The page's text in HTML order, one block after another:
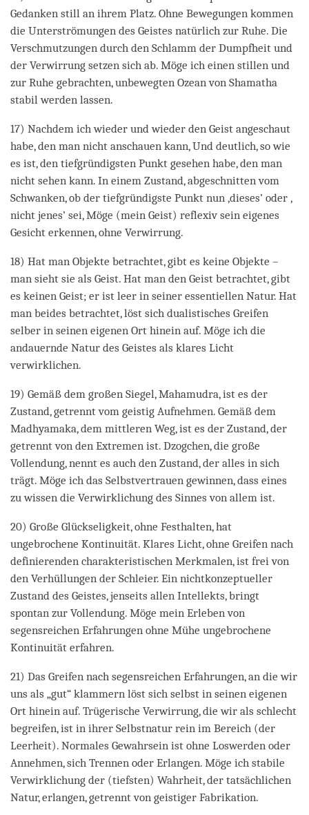
Gedanken still an ihrem Platz. Ohne Bewegungen kommen
die Unterströmungen des Geistes natürlich zur Ruhe. Die
Verschmutzungen durch den Schlamm der Dumpfheit und
der Verwirrung setzen sich ab. Möge ich einen stillen und
zur Ruhe gebrachten, unbewegten Ozean von Shamatha
stabil werden lassen.
17) Nachdem ich wieder und wieder den Geist angeschaut
habe, den man nicht anschauen kann, Und deutlich, so wie
es ist, den tiefgründigsten Punkt gesehen habe, den man
nicht sehen kann. In einem Zustand, abgeschnitten vom
Schwanken, ob der tiefgründigste Punkt nun ‚dieses’ oder ‚
nicht jenes’ sei, Möge (mein Geist) reflexiv sein eigenes
Gesicht erkennen, ohne Verwirrung.
18) Hat man Objekte betrachtet, gibt es keine Objekte –
man sieht sie als Geist. Hat man den Geist betrachtet, gibt
es keinen Geist; er ist leer in seiner essentiellen Natur. Hat
man beides betrachtet, löst sich dualistisches Greifen
selber in seinen eigenen Ort hinein auf. Möge ich die
andauernde Natur des Geistes als klares Licht
verwirklichen.
19) Gemäß dem großen Siegel, Mahamudra, ist es der
Zustand, getrennt vom geistig Aufnehmen. Gemäß dem
Madhyamaka, dem mittleren Weg, ist es der Zustand, der
getrennt von den Extremen ist. Dzogchen, die große
Vollendung, nennt es auch den Zustand, der alles in sich
trägt. Möge ich das Selbstvertrauen gewinnen, dass eines
zu wissen die Verwirklichung des Sinnes von allem ist.
20) Große Glückseligkeit, ohne Festhalten, hat
ungebrochene Kontinuität. Klares Licht, ohne Greifen nach
definierenden charakteristischen Merkmalen, ist frei von
den Verhüllungen der Schleier. Ein nichtkonzeptueller
Zustand des Geistes, jenseits allen Intellekts, bringt
spontan zur Vollendung. Möge mein Erleben von
segensreichen Erfahrungen ohne Mühe ungebrochene
Kontinuität erfahren.
21) Das Greifen nach segensreichen Erfahrungen, an die wir
uns als „gut“ klammern löst sich selbst in seinen eigenen
Ort hinein auf. Trügerische Verwirrung, die wir als schlecht
begreifen, ist in ihrer Selbstnatur rein im Bereich (der
Leerheit). Normales Gewahrsein ist ohne Loswerden oder
Annehmen, sich Trennen oder Erlangen. Möge ich stabile
Verwirklichung der (tiefsten) Wahrheit, der tatsächlichen
Natur, erlangen, getrennt von geistiger Fabrikation.